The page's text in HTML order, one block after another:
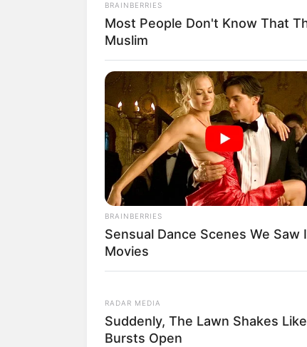
Download im GPX-
49.2770 und Longitude =
Das Schloss Villa
Lageplan als
BRAINBERRIES
Most People Don't Know That
Muslim
BRAINBERRIES
Sensual Dance Scenes We Saw
Movies
RADAR MEDIA
Suddenly, The Lawn Shakes
Bursts Open